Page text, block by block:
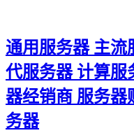
通用服务器 主流
代服务器 计算服
器经销商 服务器
务器